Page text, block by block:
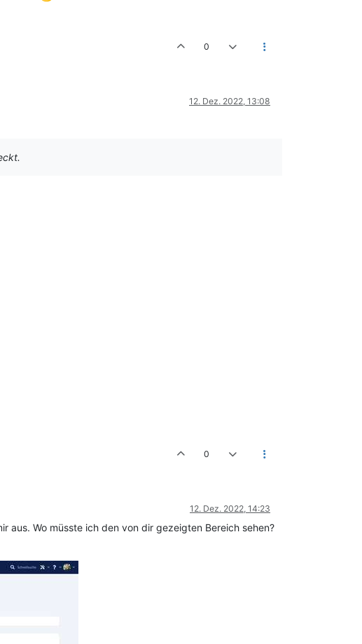
0
12. Dez. 2022, 13:08
0
12. Dez. 2022, 14:23
aus. Wo müsste ich den von dir gezeigten Bereich sehen?